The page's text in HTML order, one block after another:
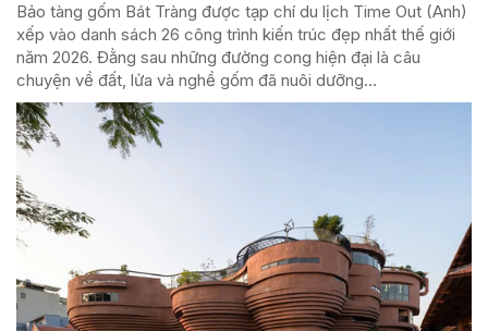
Bảo tàng gốm Bát Tràng được tạp chí du lịch Time Out (Anh)
xếp vào danh sách 26 công trình kiến trúc đẹp nhất thế giới
năm 2026. Đằng sau những đường cong hiện đại là câu
chuyện về đất, lửa và nghề gốm đã nuôi dưỡng...